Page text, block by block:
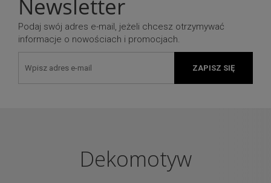
Newsletter
Podaj swój adres e-mail, jeżeli chcesz otrzymywać
informacje o nowościach i promocjach.
ZAPISZ SIĘ
Dekomotyw